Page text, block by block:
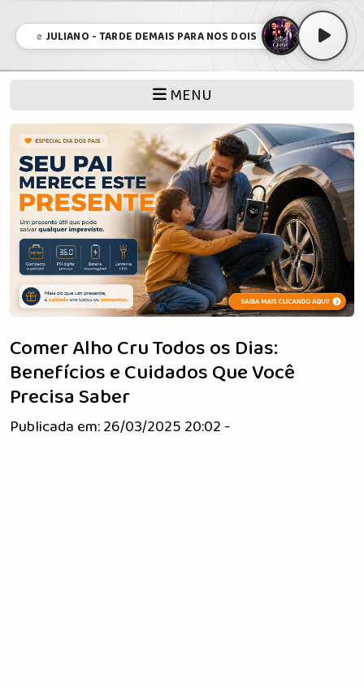
e JULIANO - TARDE DEMAIS PARA NÓS DOIS • HENRIQUE e
MENU
Comer Alho Cru Todos os Dias:
Benefícios e Cuidados Que Você
Precisa Saber
Publicada em: 26/03/2025 20:02 -